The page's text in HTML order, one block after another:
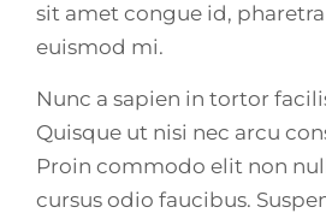
sit amet congue id,
euismod mi.
Nunc a sapien in tortor
Quisque ut nisi nec arcu
Proin commodo elit non
cursus odio faucibus.